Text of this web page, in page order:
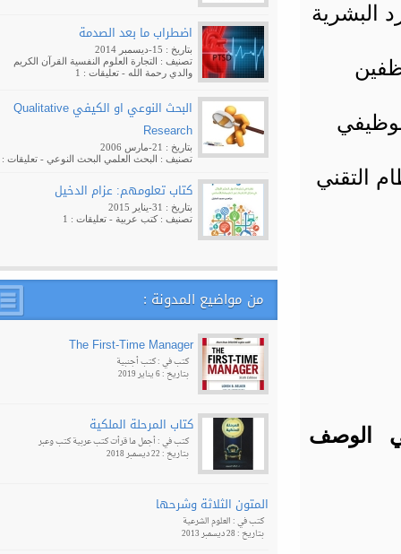
التقني
الوصف
اضطراب ما بعد الصدمة
بتاريخ : 15-ديسمبر 2014
تصنيف :التجارة العلوم النفسية القرآن الكريم
والدي رحمة الله- تعليقات : 1
البحث النوعي او الكيفي Qualitative
Research
بتاريخ : 21-مارس 2006
تصنيف :البحث العلمي البحث النوعي- تعليقات : 1
كتاب تعلومهم: عزام الدخيل
بتاريخ : 31-يناير 2015
تصنيف :كتب عربية- تعليقات : 1
من مواضيع المدونة :
The First-Time Manager
كتب في :كتب أجنبية
بتاريخ : 6 يناير 2019
كتاب المرحلة الملكية
كتب في :أجمل ما قرأت كتب عربيةكتب وعبر
بتاريخ : 22 ديسمبر 2018
المتون الثلاثة وشرحها
كتب في :العلوم الشرعية
بتاريخ : 28 ديسمبر 2013